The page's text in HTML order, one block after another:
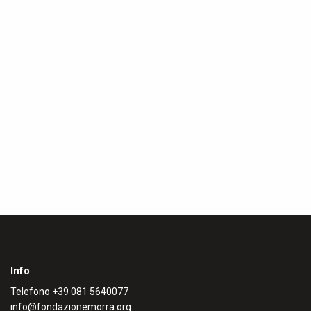
Info
Telefono +39 081 5640077
info@fondazionemorra.org